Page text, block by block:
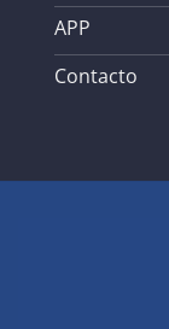
APP
Contacto